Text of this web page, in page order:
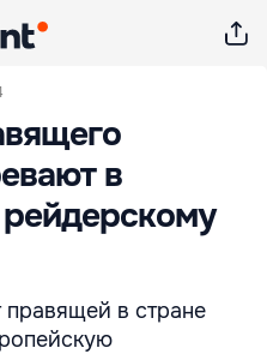
в
правящей в стране